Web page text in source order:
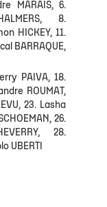
MARAIS, 6.
8.
HICKEY, 11.
BARRAQUE,
PAIVA, 18.
ROUMAT,
23. Lasha
26.
28.
UBERTI